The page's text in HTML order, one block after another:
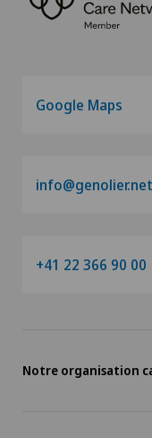
Google Maps
info@genolier.net
+41 22 366 90 00
Notre organisation